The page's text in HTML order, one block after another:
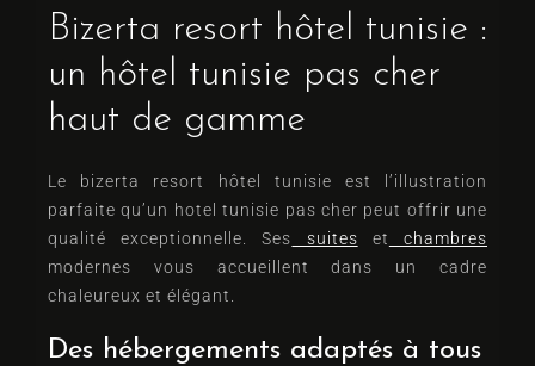
Bizerta resort hôtel tunisie :
un hôtel tunisie pas cher
haut de gamme
Le bizerta resort hôtel tunisie est l’illustration
parfaite qu’un hotel tunisie pas cher peut offrir une
qualité exceptionnelle. Ses suites et
chambres
modernes vous accueillent dans un cadre
chaleureux et élégant.
Des hébergements adaptés à tous